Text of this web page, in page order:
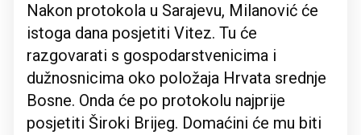
Nakon protokola u Sarajevu, Milanović će
istoga dana posjetiti Vitez. Tu će
razgovarati s gospodarstvenicima i
dužnosnicima oko položaja Hrvata srednje
Bosne. Onda će po protokolu najprije
posjetiti Široki Brijeg. Domaćini će mu biti